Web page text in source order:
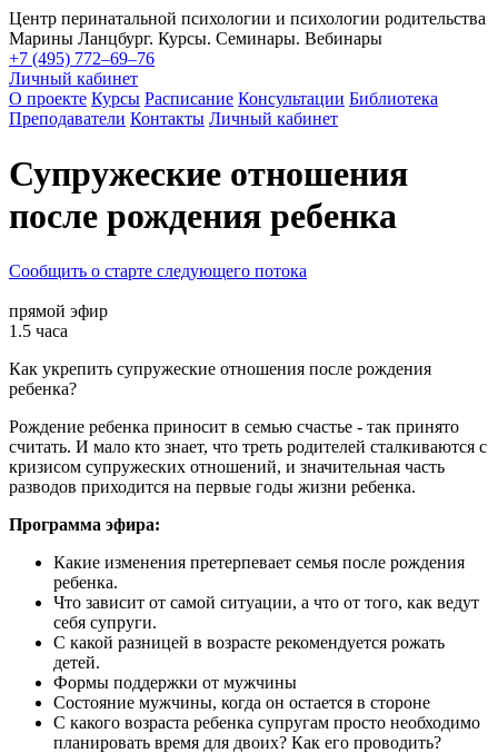
Центр перинатальной психологии и психологии родительства
Марины Ланцбург. Курсы. Семинары. Вебинары
+7 (495) 772–69–76
Личный кабинет
О проекте Курсы Расписание Консультации Библиотека
Преподаватели Контакты Личный кабинет
Супружеские отношения
после рождения ребенка
Сообщить о старте следующего потока
прямой эфир
1.5 часа
Как укрепить супружеские отношения после рождения
ребенка?
Рождение ребенка приносит в семью счастье - так принято
считать. И мало кто знает, что треть родителей сталкиваются с
кризисом супружеских отношений, и значительная часть
разводов приходится на первые годы жизни ребенка.
Программа эфира:
Какие изменения претерпевает семья после рождения
ребенка.
Что зависит от самой ситуации, а что от того, как ведут
себя супруги.
С какой разницей в возрасте рекомендуется рожать
детей.
Формы поддержки от мужчины
Состояние мужчины, когда он остается в стороне
С какого возраста ребенка супругам просто необходимо
планировать время для двоих? Как его проводить?